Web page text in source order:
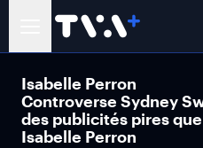
Isabelle Perron
Controverse Sydney
des publicités pires
Isabelle Perron